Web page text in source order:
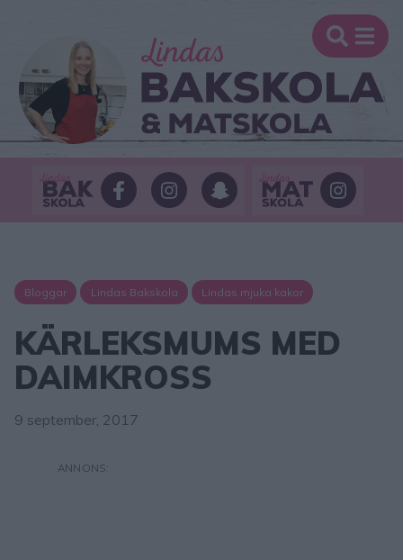
Bloggar Lindas Bakskola Lindas mjuka kakor
KÄRLEKSMUMS MED
DAIMKROSS
9 september, 2017